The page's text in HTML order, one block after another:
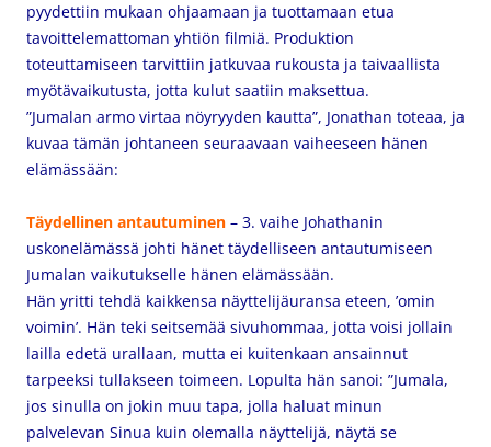
pyydettiin mukaan ohjaamaan ja tuottamaan etua
tavoittelemattoman yhtiön filmiä. Produktion
toteuttamiseen tarvittiin jatkuvaa rukousta ja taivaallista
myötävaikutusta, jotta kulut saatiin maksettua.
”Jumalan armo virtaa nöyryyden kautta”, Jonathan toteaa, ja
kuvaa tämän johtaneen seuraavaan vaiheeseen hänen
elämässään:
Täydellinen antautuminen – 3. vaihe Johathanin
uskonelämässä johti hänet täydelliseen antautumiseen
Jumalan vaikutukselle hänen elämässään.
Hän yritti tehdä kaikkensa näyttelijäuransa eteen, ’omin
voimin’. Hän teki seitsemää sivuhommaa, jotta voisi jollain
lailla edetä urallaan, mutta ei kuitenkaan ansainnut
tarpeeksi tullakseen toimeen. Lopulta hän sanoi: ”Jumala,
jos sinulla on jokin muu tapa, jolla haluat minun
palvelevan Sinua kuin olemalla näyttelijä, näytä se